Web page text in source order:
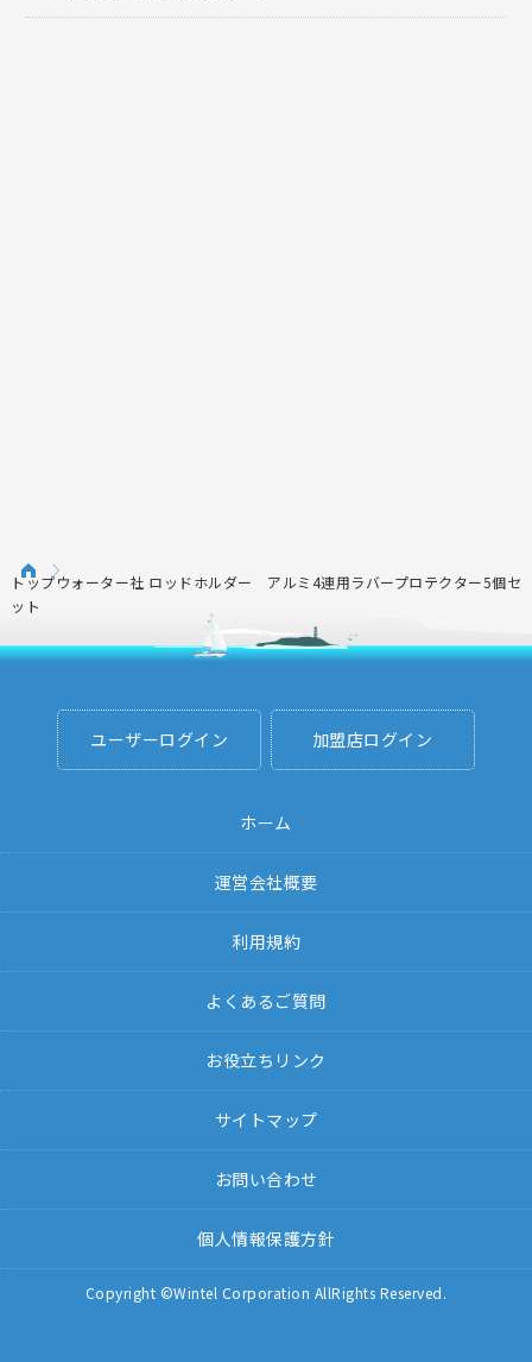
トップウォーター社 ロッドホルダー アルミ4連用ラバープロテクター5個セ
ット
ユーザーログイン 加盟店ログイン
ホーム
運営会社概要
利用規約
よくあるご質問
お役立ちリンク
サイトマップ
お問い合わせ
個人情報保護方針
Copyright ©Wintel Corporation AllRights Reserved.